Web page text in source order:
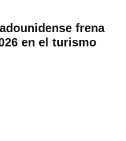
frena
en el turismo